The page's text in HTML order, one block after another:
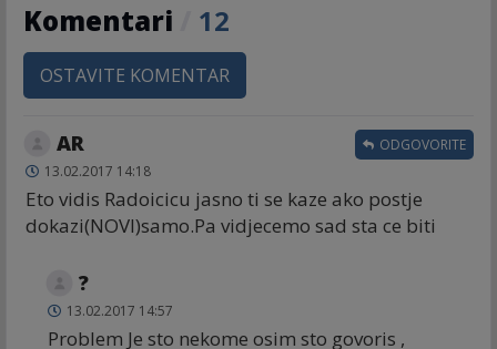
Komentari 12
OSTAVITE KOMENTAR
AR
13.02.2017 14:18
Eto vidis Radoicicu jasno ti se kaze ako postje
dokazi(NOVI)samo.Pa vidjecemo sad sta ce biti
ODGOVORITE
?
13.02.2017 14:57
Problem Je sto nekome osim sto govoris ,